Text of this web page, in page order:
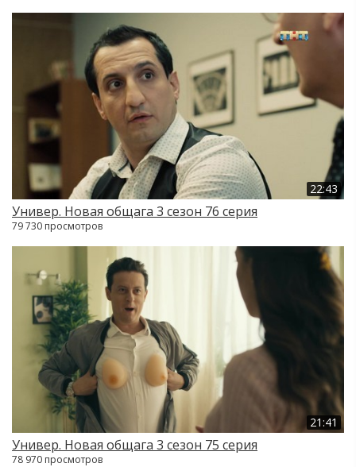
22:43
Универ. Новая общага 3 сезон 76 серия
79 730 просмотров
21:41
Универ. Новая общага 3 сезон 75 серия
78 970 просмотров